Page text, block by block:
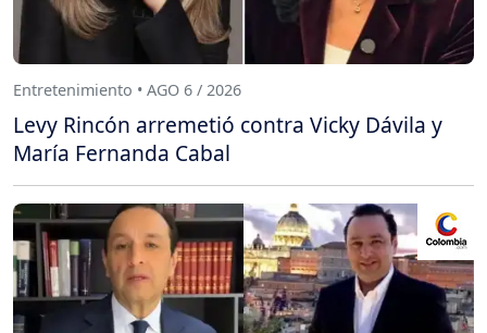
Entretenimiento • AGO 6 / 2026
Levy Rincón arremetió contra Vicky Dávila y
María Fernanda Cabal